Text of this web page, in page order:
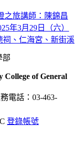
之旅講師：陳錦昌
年3月29日（六）
祠、仁海宮、新街溪
College of General
電話：03-463-
登錄帳號